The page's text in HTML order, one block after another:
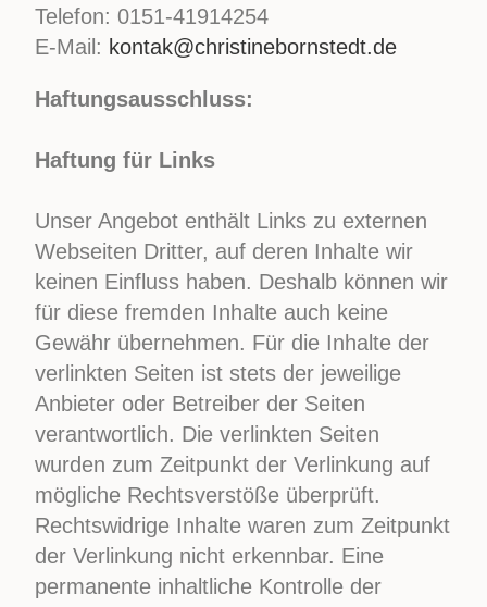
Telefon: 0151-41914254
E-Mail: kontak@christinebornstedt.de
Haftungsausschluss:
Haftung für Links
Unser Angebot enthält Links zu externen
Webseiten Dritter, auf deren Inhalte wir
keinen Einfluss haben. Deshalb können wir
für diese fremden Inhalte auch keine
Gewähr übernehmen. Für die Inhalte der
verlinkten Seiten ist stets der jeweilige
Anbieter oder Betreiber der Seiten
verantwortlich. Die verlinkten Seiten
wurden zum Zeitpunkt der Verlinkung auf
mögliche Rechtsverstöße überprüft.
Rechtswidrige Inhalte waren zum Zeitpunkt
der Verlinkung nicht erkennbar. Eine
permanente inhaltliche Kontrolle der